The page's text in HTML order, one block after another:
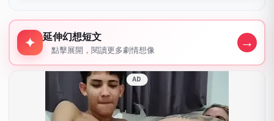
延伸幻想短文
✦ 延伸幻想短文
點擊展開，閱讀更多劇情想像 →
AD